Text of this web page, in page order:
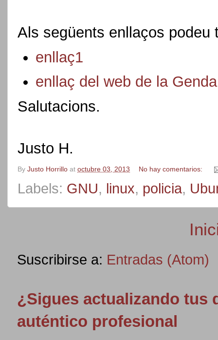
Als següents enllaços podeu
enllaç1
enllaç del web de la
Salutacions.
Justo H.
By Justo Horrillo at octubre 03, 2013 No hay comentarios:
Labels: GNU, linux, policia,
Suscribirse a: Entradas (Atom)
¿Sigues actualizando tus
auténtico profesional